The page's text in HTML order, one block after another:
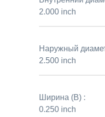
2.000 inch
Наружный
2.500 inch
Ширина (B) :
0.250 inch